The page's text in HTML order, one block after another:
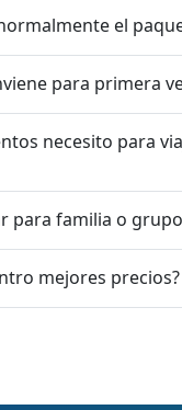
el
para primera
necesito para
para familia o
mejores precios?